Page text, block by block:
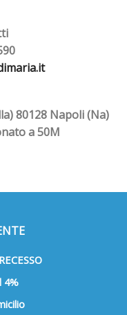
80128 Napoli (Na)
a 50M
4%